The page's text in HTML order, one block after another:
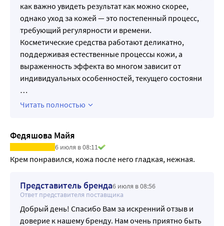
как важно увидеть результат как можно скорее,
однако уход за кожей — это постепенный процесс,
требующий регулярности и времени.
Косметические средства работают деликатно,
поддерживая естественные процессы кожи, а
выраженность эффекта во многом зависит от
индивидуальных особенностей, текущего состояни
…
Читать полностью
Федяшова Майя
6 июля в 08:11
Крем понравился, кожа после него гладкая, нежная.
Представитель бренда6 июля в 08:56
Ответ представителя поставщика
Добрый день! Спасибо Вам за искренний отзыв и
доверие к нашему бренду. Нам очень приятно быть